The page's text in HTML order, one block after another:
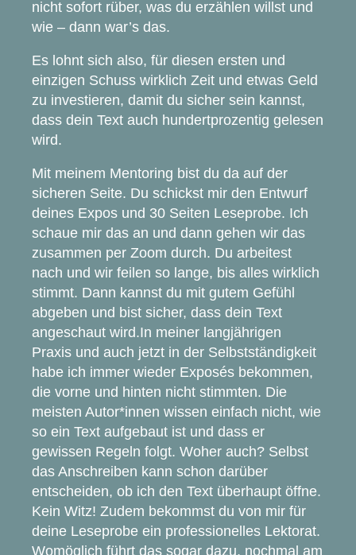
nicht sofort rüber, was du erzählen willst und
wie – dann war’s das.
Es lohnt sich also, für diesen ersten und
einzigen Schuss wirklich Zeit und etwas Geld
zu investieren, damit du sicher sein kannst,
dass dein Text auch hundertprozentig gelesen
wird.
Mit meinem Mentoring bist du da auf der
sicheren Seite. Du schickst mir den Entwurf
deines Expos und 30 Seiten Leseprobe. Ich
schaue mir das an und dann gehen wir das
zusammen per Zoom durch. Du arbeitest
nach und wir feilen so lange, bis alles wirklich
stimmt. Dann kannst du mit gutem Gefühl
abgeben und bist sicher, dass dein Text
angeschaut wird.In meiner langjährigen
Praxis und auch jetzt in der Selbstständigkeit
habe ich immer wieder Exposés bekommen,
die vorne und hinten nicht stimmten. Die
meisten Autor*innen wissen einfach nicht, wie
so ein Text aufgebaut ist und dass er
gewissen Regeln folgt. Woher auch? Selbst
das Anschreiben kann schon darüber
entscheiden, ob ich den Text überhaupt öffne.
Kein Witz! Zudem bekommst du von mir für
deine Leseprobe ein professionelles Lektorat.
Womöglich führt das sogar dazu, nochmal am